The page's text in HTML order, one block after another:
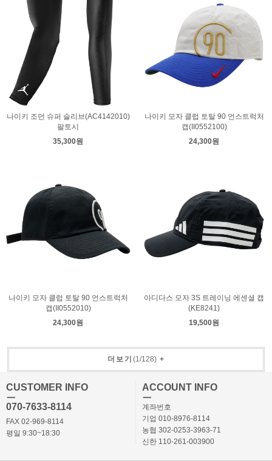
나이키 조던 슈퍼 슬리브(AC4142010)
팔토시
35,300원
나이키 모자 클럽 토탈 90 언스트럭처
캡(II0552100)
24,300원
나이키 모자 클럽 토탈 90 언스트럭처
캡(II0552010)
24,300원
아디다스 모자 3S 트레이닝 에센셜 캡
(KE8241)
19,500원
더보기 (1/128)+
CUSTOMER INFO
ㅡ
070-7633-8114
FAX 02-969-8114
평일 9:30~18:30
ACCOUNT INFO
ㅡ
계좌번호
기업 010-8976-8114
농협 302-0253-3963-71
신한 110-261-003900